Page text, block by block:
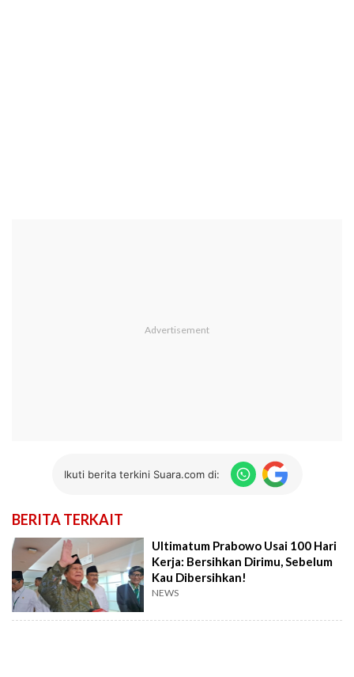
Ikuti berita terkini Suara.com di:
BERITA TERKAIT
Ultimatum Prabowo Usai 100 Hari
Kerja: Bersihkan Dirimu, Sebelum
Kau Dibersihkan!
NEWS